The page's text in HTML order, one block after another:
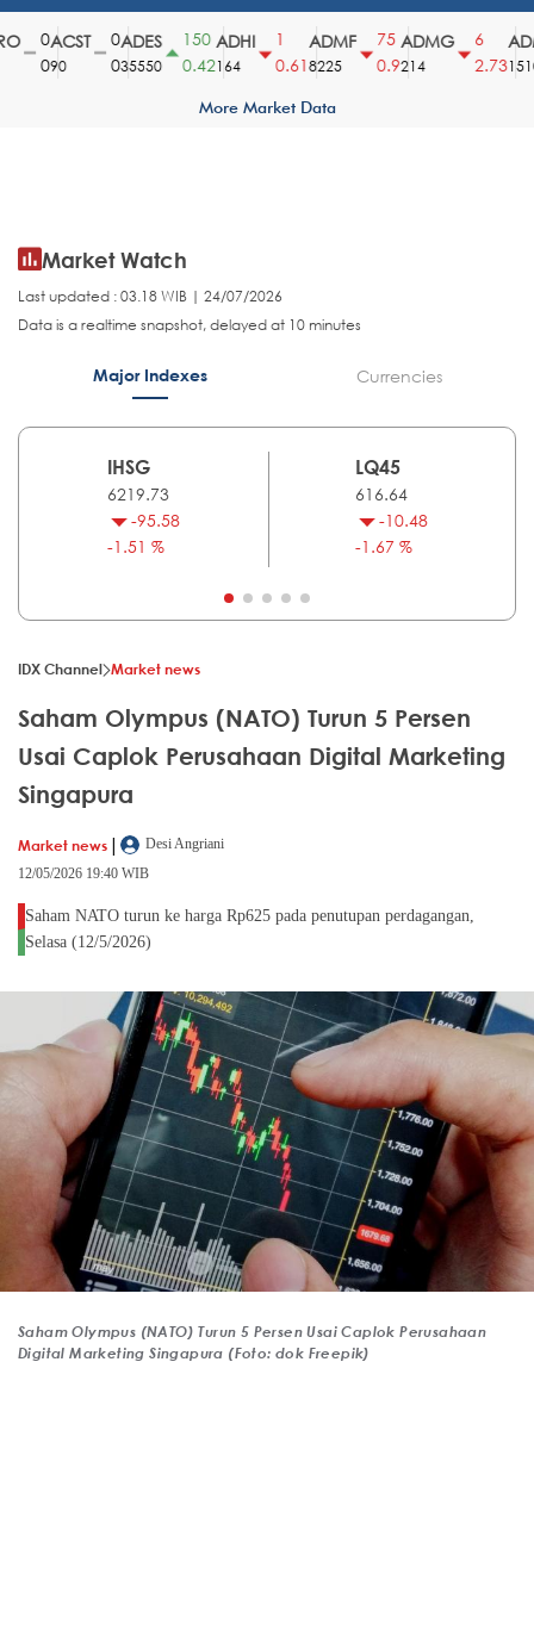
ACST
90
ADES
35550
150
0.42
ADHI
164
0.61
ADMF
8225
75
0.9
ADMG
214
2.731510
More Market Data
Market Watch
Last updated : 03.18 WIB | 24/07/2026
Data is a realtime snapshot, delayed at 10 minutes
Major Indexes Currencies
IHSG
6219.73
-95.58
-1.51 %
LQ45
616.64
-10.48
-1.67 %
IDX Channel Market news
Saham Olympus (NATO) Turun 5 Persen
Usai Caplok Perusahaan Digital Marketing
Singapura
Market news |
Desi Angriani
12/05/2026 19:40 WIB
Saham NATO turun ke harga Rp625 pada penutupan perdagangan,
Selasa (12/5/2026)
Saham Olympus (NATO) Turun 5 Persen Usai Caplok Perusahaan
Digital Marketing Singapura (Foto: dok Freepik)